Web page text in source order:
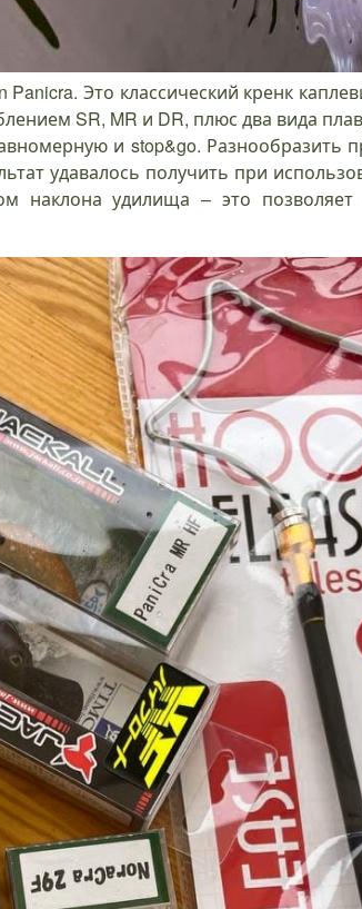
Это классический кренк
SR, MR и DR, плюс два вида
и stop&go. Разнообразить
удавалось получить при
наклона удилища – это